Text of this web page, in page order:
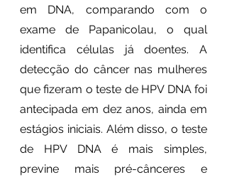
em DNA, comparando com o
exame de Papanicolau, o qual
identifica células já doentes. A
detecção do câncer nas mulheres
que fizeram o teste de HPV DNA foi
antecipada em dez anos, ainda em
estágios iniciais. Além disso, o teste
de HPV DNA é mais simples,
previne mais pré-cânceres e